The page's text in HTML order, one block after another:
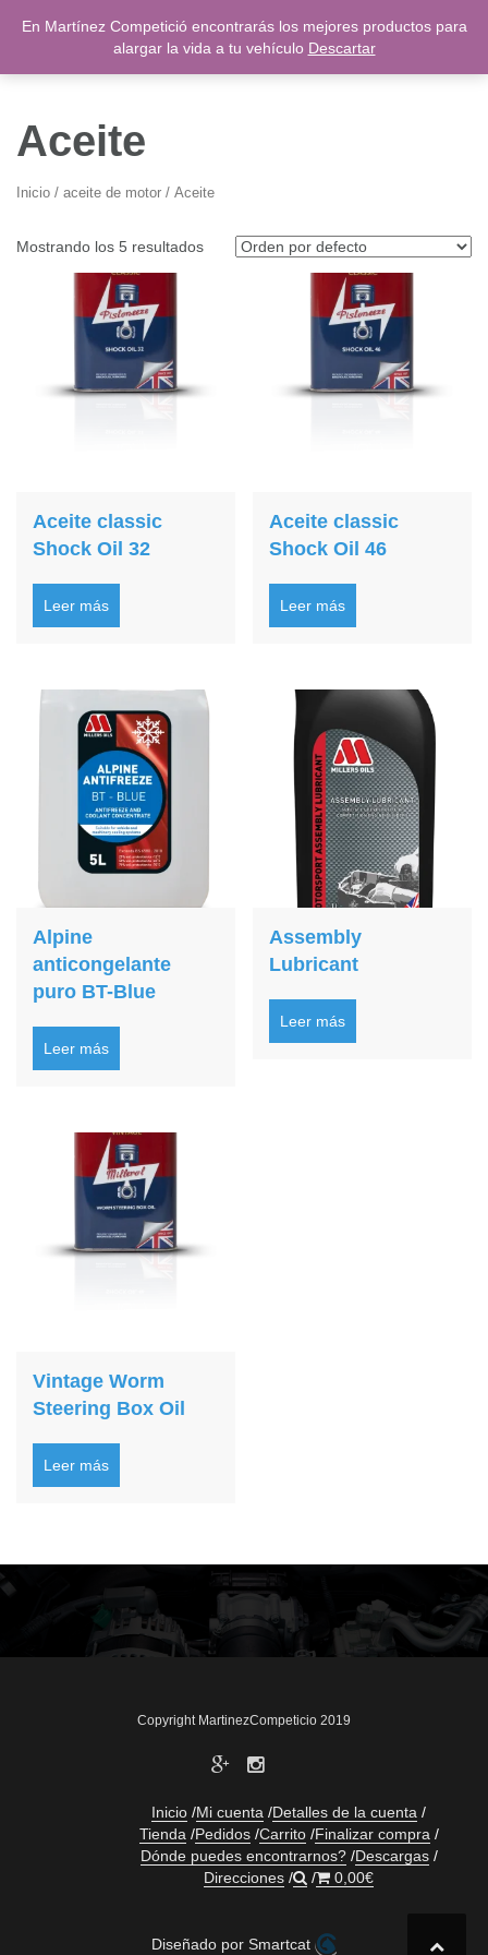
0,00€
Aceite
Inicio / aceite de motor / Aceite
Mostrando los 5 resultados
Aceite classic
Shock Oil 32
Leer más
Aceite classic
Shock Oil 46
Leer más
Alpine
anticongelante
puro BT-Blue
Leer más
Assembly
Lubricant
Leer más
Vintage Worm
Steering Box Oil
Leer más
Copyright MartinezCompeticio 2019
Inicio Mi cuenta
Detalles de la cuenta
Tienda Pedidos Carrito Finalizar compra
Dónde puedes encontrarnos? Descargas
Direcciones
0,00€
Diseñado por Smartcat
En Martínez Competició encontrarás los mejores productos para
alargar la vida a tu vehículo Descartar